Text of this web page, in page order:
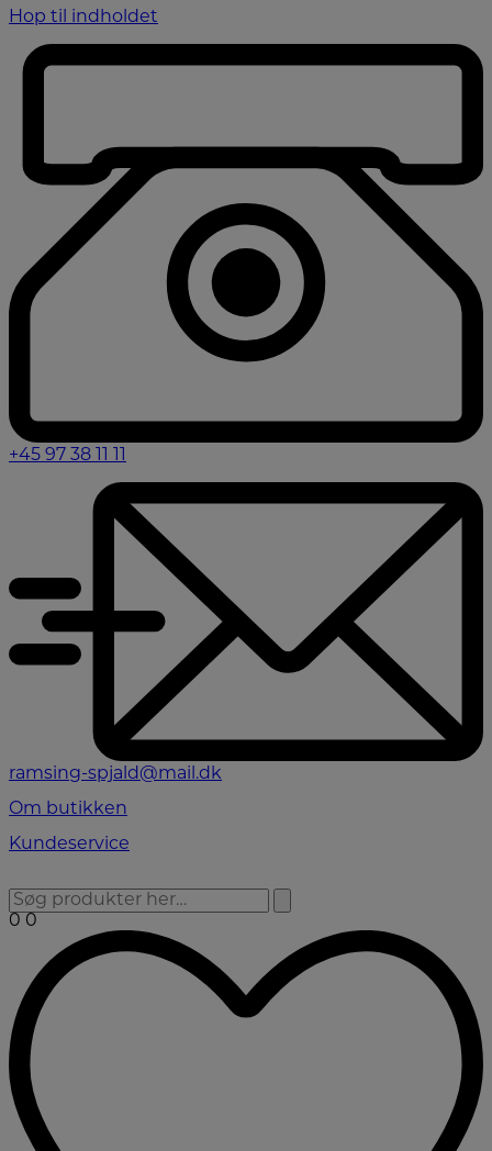
Hop til indholdet
+45 97 38 11 11
ramsing-spjald@mail.dk
Om butikken
Kundeservice
0 0